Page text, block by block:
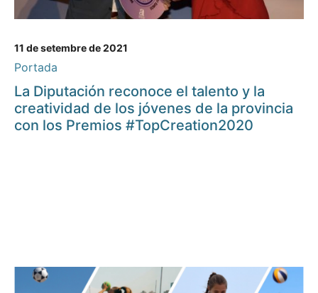
11 de setembre de 2021
Portada
La Diputación reconoce el talento y la
creatividad de los jóvenes de la provincia
con los Premios #TopCreation2020